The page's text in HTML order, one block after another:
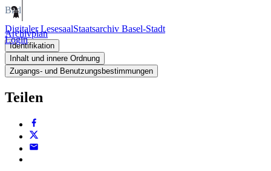
Digitaler LesesaalStaatsarchiv Basel-Stadt
Login
Bild
Archivplan
Identifikation
Inhalt und innere Ordnung
Zugangs- und Benutzungsbestimmungen
Teilen